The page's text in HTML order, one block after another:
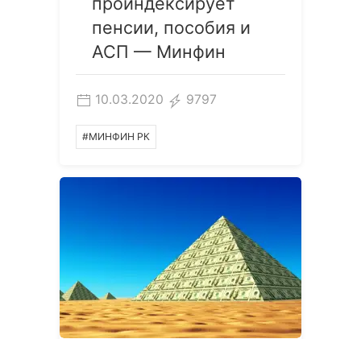
пенсии, пособия и
АСП — Минфин
10.03.2020 9797
#МИНФИН РК